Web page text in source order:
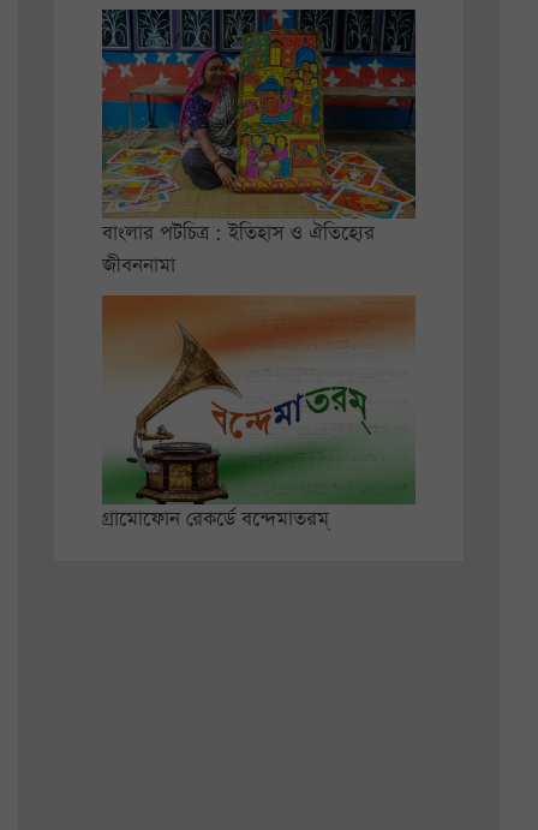
বাংলার পটচিত্র : ইতিহাস ও ঐতিহ্যের
জীবননামা
গ্রামোফোন রেকর্ডে বন্দেমাতরম্